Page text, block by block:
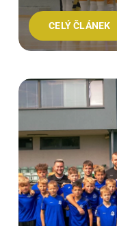
KontaktyCELÝ ČLÁNEK